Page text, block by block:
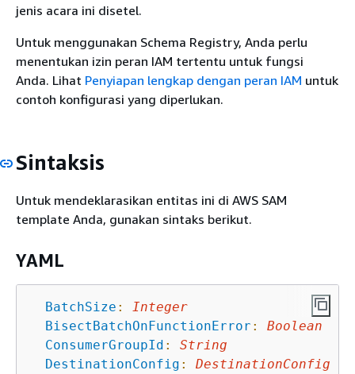
jenis acara ini disetel.
Untuk menggunakan Schema Registry, Anda perlu
menentukan izin peran IAM tertentu untuk fungsi
Anda. Lihat Penyiapan lengkap dengan peran IAM untuk
contoh konfigurasi yang diperlukan.
Sintaksis
Untuk mendeklarasikan entitas ini di AWS SAM
template Anda, gunakan sintaks berikut.
YAML
BatchSize :
Integer
BisectBatchOnFunctionError :
Boolean
ConsumerGroupId :
String
DestinationConfig :
DestinationConfig